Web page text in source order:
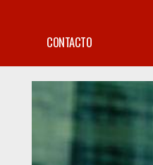
CONTACTO